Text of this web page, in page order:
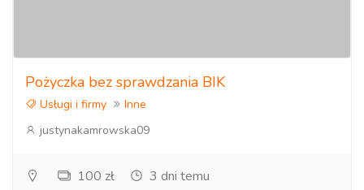
Pożyczka bez sprawdzania BIK
Usługi i firmy
Inne
justynakamrowska09
100 zł 3 dni temu